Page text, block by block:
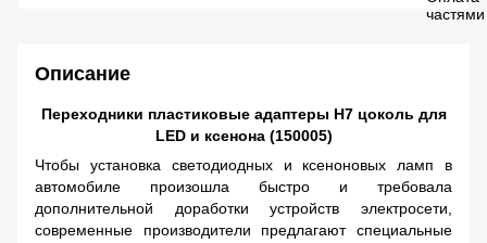
Описание
Переходники пластиковые адаптеры H7 цоколь для
LED и ксенона (150005)
Чтобы установка светодиодных и ксеноновых ламп в
автомобиле произошла быстро и требовала
дополнительной доработки устройств электросети,
современные производители предлагают специальные